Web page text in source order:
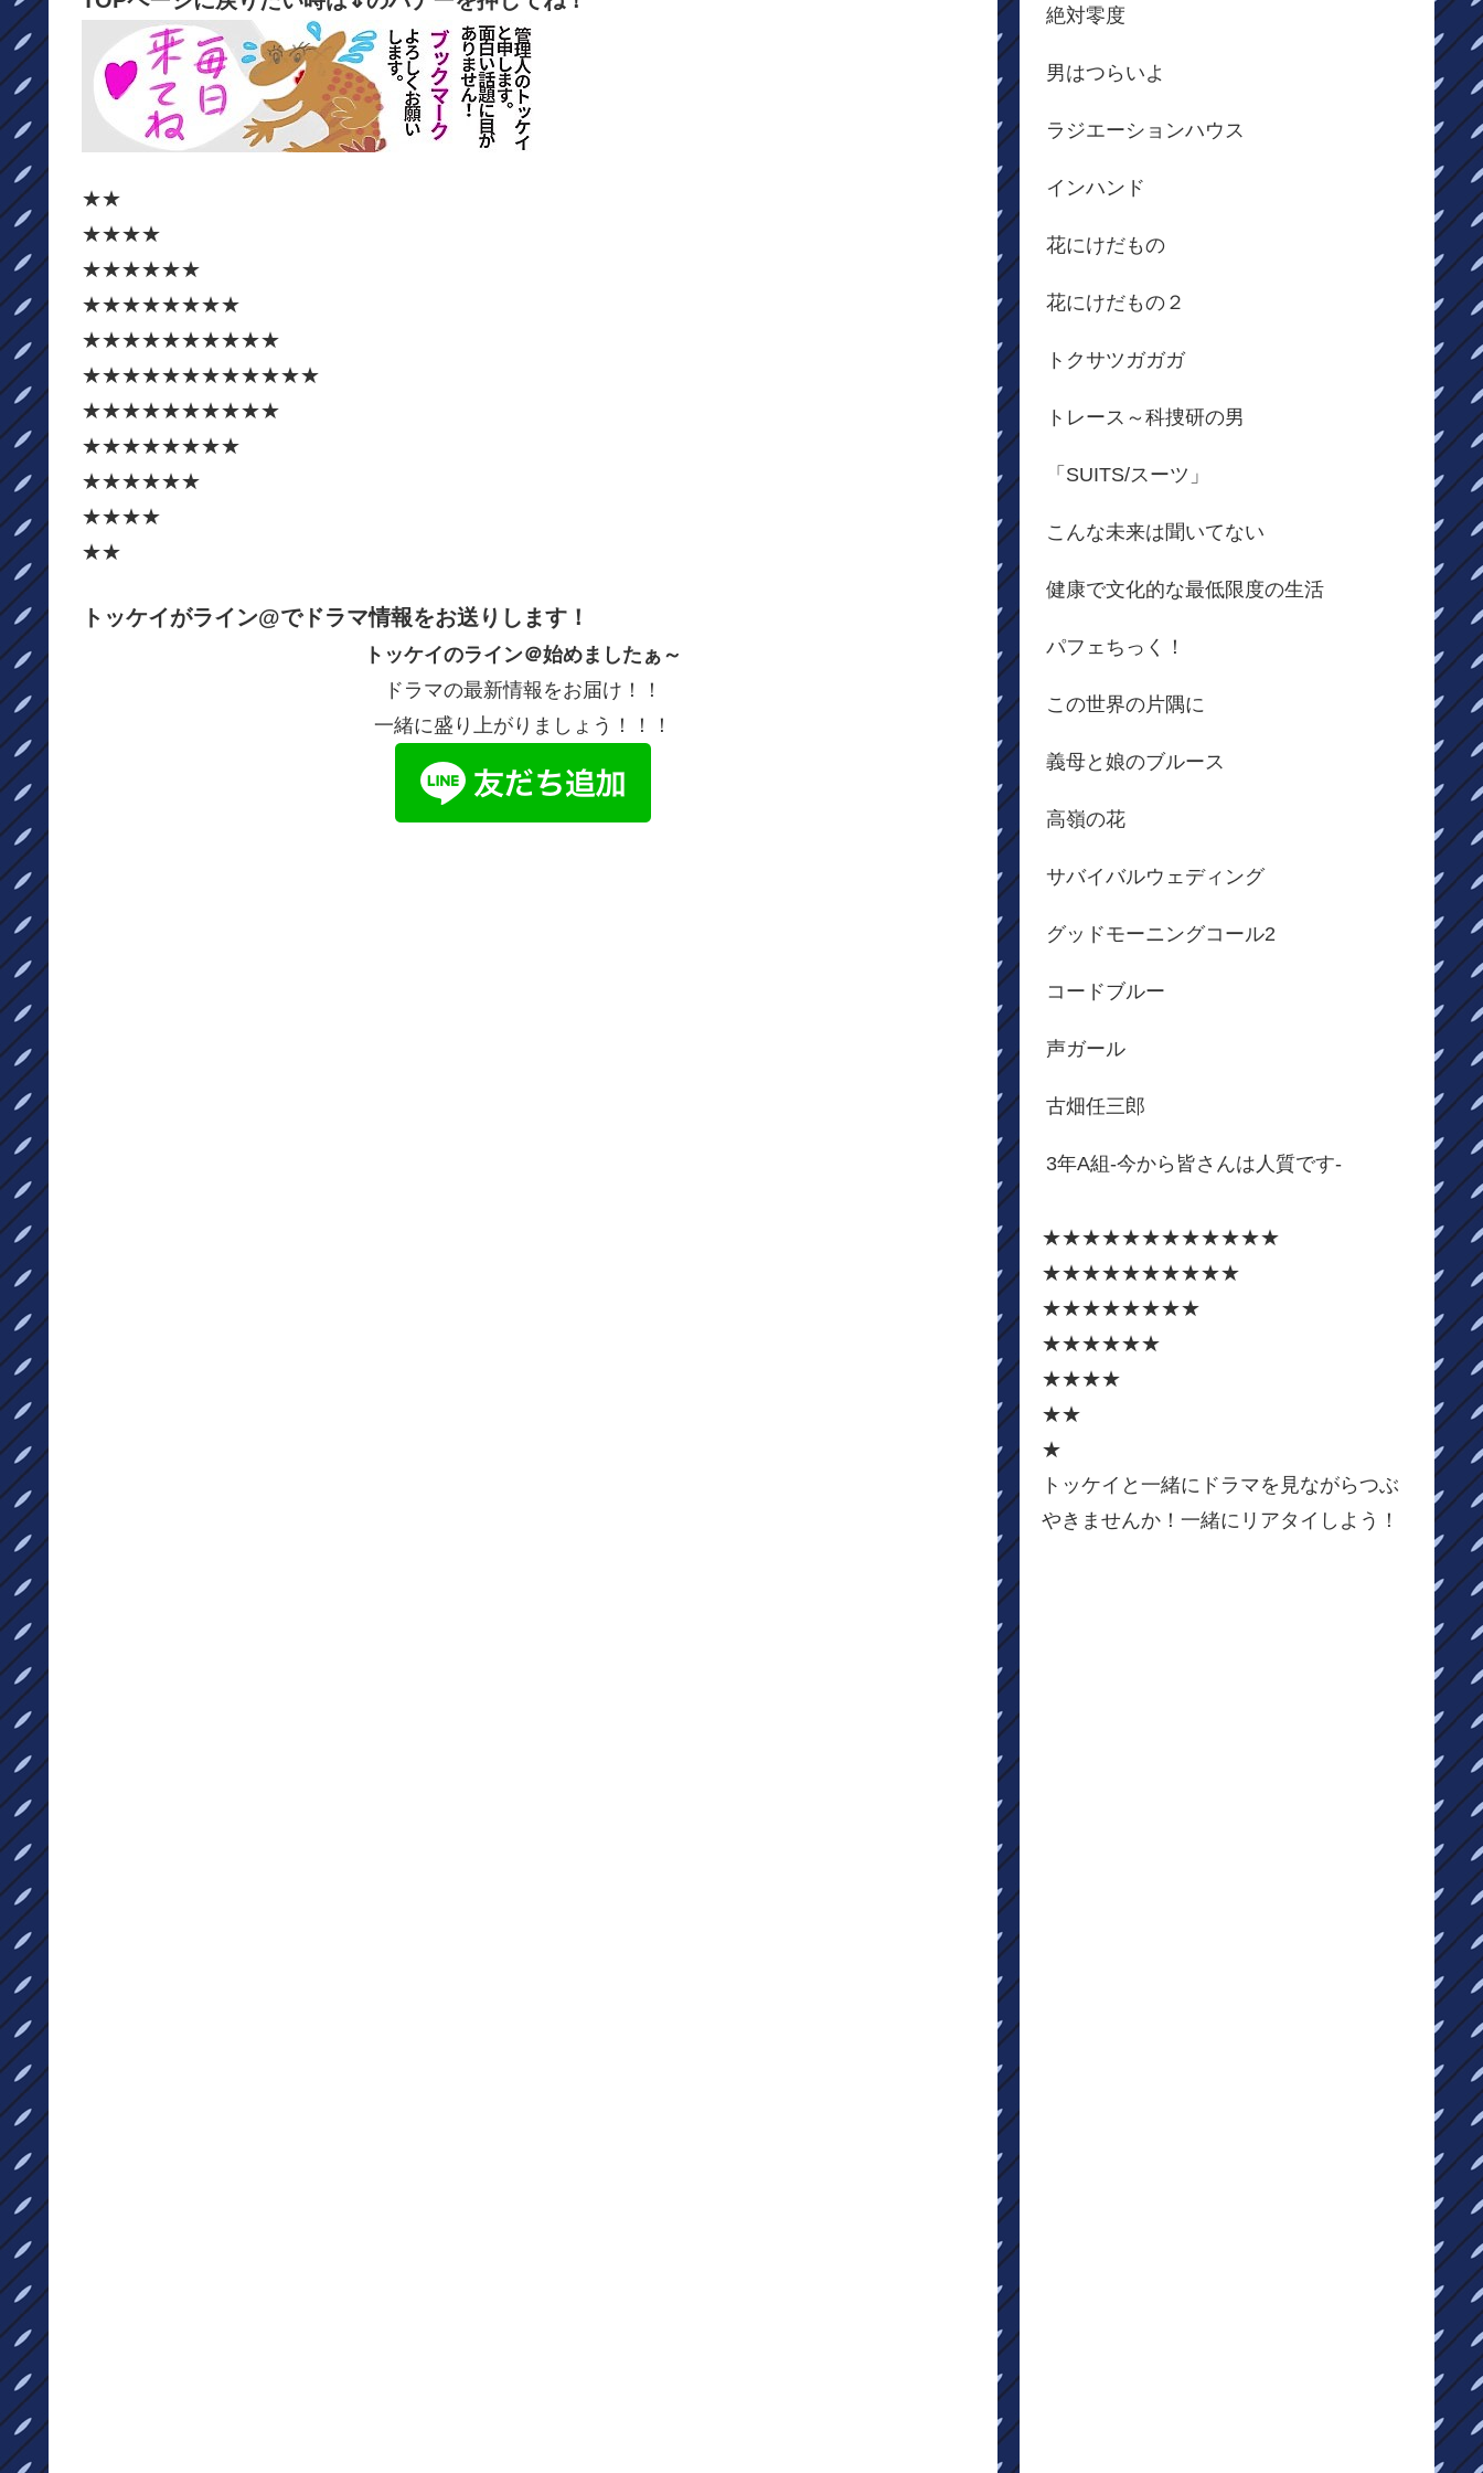
★★
★★★★
★★★★★★
★★★★★★★★
★★★★★★★★★★
★★★★★★★★★★★★
★★★★★★★★★★
★★★★★★★★
★★★★★★
★★★★
★★
トッケイがライン@でドラマ情報をお送りします！
トッケイのライン＠始めましたぁ～
ドラマの最新情報をお届け！！
一緒に盛り上がりましょう！！！
絶対零度
男はつらいよ
ラジエーションハウス
インハンド
花にけだもの
花にけだもの２
トクサツガガガ
トレース～科捜研の男
「SUITS/スーツ」
こんな未来は聞いてない
健康で文化的な最低限度の生活
パフェちっく！
この世界の片隅に
義母と娘のブルース
高嶺の花
サバイバルウェディング
グッドモーニングコール2
コードブルー
声ガール
古畑任三郎
3年A組-今から皆さんは人質です-
★★★★★★★★★★★★
★★★★★★★★★★
★★★★★★★★
★★★★★★
★★★★
★★
★
トッケイと一緒にドラマを見ながらつぶ
やきませんか！一緒にリアタイしよう！